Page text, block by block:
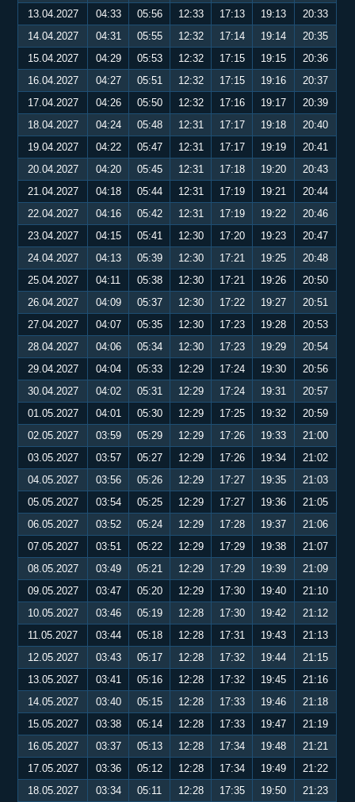
13.04.2027 04:33 05:56 12:33 17:13 19:13
20:33
14.04.2027
04:31 05:55 12:32 17:14 19:14
20:35
15.04.2027
04:29 05:53 12:32 17:15 19:15
20:36
16.04.2027
04:27 05:51 12:32 17:15 19:16
20:37
17.04.2027
04:26 05:50 12:32 17:16 19:17
20:39
18.04.2027
04:24 05:48 12:31 17:17 19:18
20:40
19.04.2027
04:22 05:47 12:31 17:17 19:19
20:41
20.04.2027
04:20 05:45 12:31 17:18 19:20
20:43
21.04.2027
04:18 05:44 12:31 17:19 19:21
20:44
22.04.2027
04:16 05:42 12:31 17:19 19:22
20:46
23.04.2027
04:15 05:41 12:30 17:20 19:23
20:47
24.04.2027
04:13 05:39 12:30 17:21 19:25
20:48
25.04.2027
04:11 05:38 12:30 17:21 19:26
20:50
26.04.2027
04:09 05:37 12:30 17:22 19:27
20:51
27.04.2027
04:07 05:35 12:30 17:23 19:28
20:53
28.04.2027
04:06 05:34 12:30 17:23 19:29
20:54
29.04.2027
04:04 05:33 12:29 17:24 19:30
20:56
30.04.2027
04:02 05:31 12:29 17:24 19:31
20:57
01.05.2027
04:01 05:30 12:29 17:25 19:32
20:59
02.05.2027
03:59 05:29 12:29 17:26 19:33
21:00
03.05.2027
03:57 05:27 12:29 17:26 19:34
21:02
04.05.2027
03:56 05:26 12:29 17:27 19:35
21:03
05.05.2027
03:54 05:25 12:29 17:27 19:36
21:05
06.05.2027
03:52 05:24 12:29 17:28 19:37
21:06
07.05.2027
03:51 05:22 12:29 17:29 19:38
21:07
08.05.2027
03:49 05:21 12:29 17:29 19:39
21:09
09.05.2027
03:47 05:20 12:29 17:30 19:40
21:10
10.05.2027
03:46 05:19 12:28 17:30 19:42
21:12
11.05.2027
03:44 05:18 12:28 17:31 19:43
21:13
12.05.2027
03:43 05:17 12:28 17:32 19:44
21:15
13.05.2027
03:41 05:16 12:28 17:32 19:45
21:16
14.05.2027
03:40 05:15 12:28 17:33 19:46
21:18
15.05.2027
03:38 05:14 12:28 17:33 19:47
21:19
16.05.2027
03:37 05:13 12:28 17:34 19:48
21:21
17.05.2027
03:36 05:12 12:28 17:34 19:49
21:22
18.05.2027
03:34 05:11 12:28 17:35 19:50
21:23